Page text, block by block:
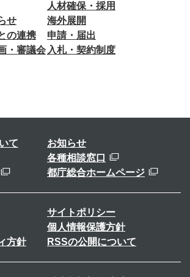
人材確保・採用
せ
海外展開
の連携
申請・届出
・審議会 入札・契約制度
て
お知らせ
各種相談窓口
都庁総合ホームページ
サイトポリシー
個人情報保護方針
方針
RSSの公開について